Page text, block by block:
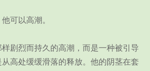
可以高潮。
烈而持久的高潮，而是一种被引导
高处缓缓滑落的释放。他的阴茎在套